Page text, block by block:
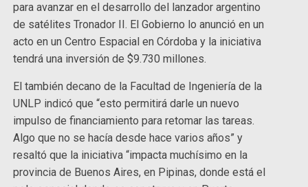
para avanzar en el desarrollo del lanzador argentino
de satélites Tronador II. El Gobierno lo anunció en un
acto en un Centro Espacial en Córdoba y la iniciativa
tendrá una inversión de $9.730 millones.
El también decano de la Facultad de Ingeniería de la
UNLP indicó que “esto permitirá darle un nuevo
impulso de financiamiento para retomar las tareas.
Algo que no se hacía desde hace varios años” y
resaltó que la iniciativa “impacta muchísimo en la
provincia de Buenos Aires, en Pipinas, donde está el